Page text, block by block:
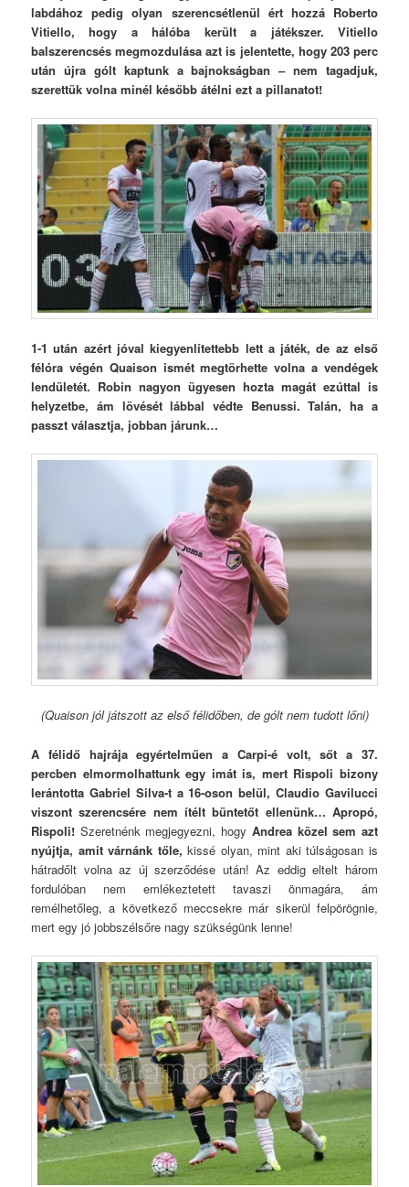
labdához pedig olyan szerencsétlenül ért hozzá Roberto
Vitiello, hogy a hálóba került a játékszer.
Vitiello
balszerencsés megmozdulása azt is jelentette, hogy 203 perc
után újra gólt kaptunk a bajnokságban – nem tagadjuk,
szerettük volna minél később átélni ezt a pillanatot!
1-1 után azért jóval kiegyenlítettebb lett a játék, de az első
félóra végén Quaison ismét megtörhette volna a vendégek
lendületét. Robin nagyon ügyesen hozta magát ezúttal is
helyzetbe, ám lövését lábbal védte Benussi. Talán, ha a
passzt választja, jobban járunk…
(Quaison jól játszott az első félidőben, de gólt nem tudott lőni)
A félidő hajrája egyértelműen a Carpi-é volt, sőt a 37.
percben elmormolhattunk egy imát is, mert Rispoli bizony
lerántotta Gabriel Silva-t a 16-oson belül, Claudio Gavilucci
viszont szerencsére nem ítélt büntetőt ellenünk… Apropó,
Rispoli! Szeretnénk megjegyezni, hogy Andrea közel sem azt
nyújtja, amit várnánk tőle, kissé olyan, mint aki túlságosan is
hátradőlt volna az új szerződése után! Az eddig eltelt három
fordulóban nem emlékeztetett tavaszi önmagára, ám
remélhetőleg, a következő meccsekre már sikerül felpörögnie,
mert egy jó jobbszélsőre nagy szükségünk lenne!